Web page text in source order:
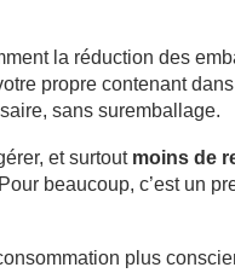
la réduction des
propre contenant
sans suremballage.
et surtout moins de
beaucoup, c’est un
plus